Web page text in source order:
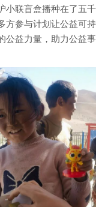
小联盲盒播种在了五
方参与计划让公益可
公益力量，助力公益事